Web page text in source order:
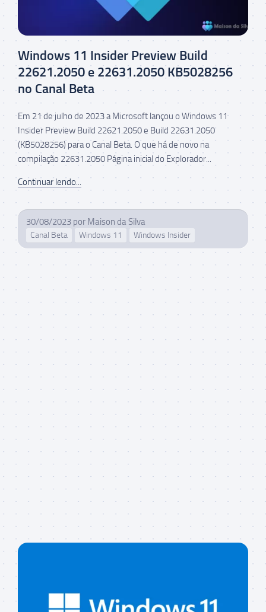
Windows 11 Insider Preview Build
22621.2050 e 22631.2050 KB5028256
no Canal Beta
Em 21 de julho de 2023 a Microsoft lançou o Windows 11
Insider Preview Build 22621.2050 e Build 22631.2050
(KB5028256) para o Canal Beta. O que há de novo na
compilação 22631.2050 Página inicial do Explorador...
Continuar lendo...
30/08/2023 por Maison da Silva
Canal Beta Windows 11 Windows Insider